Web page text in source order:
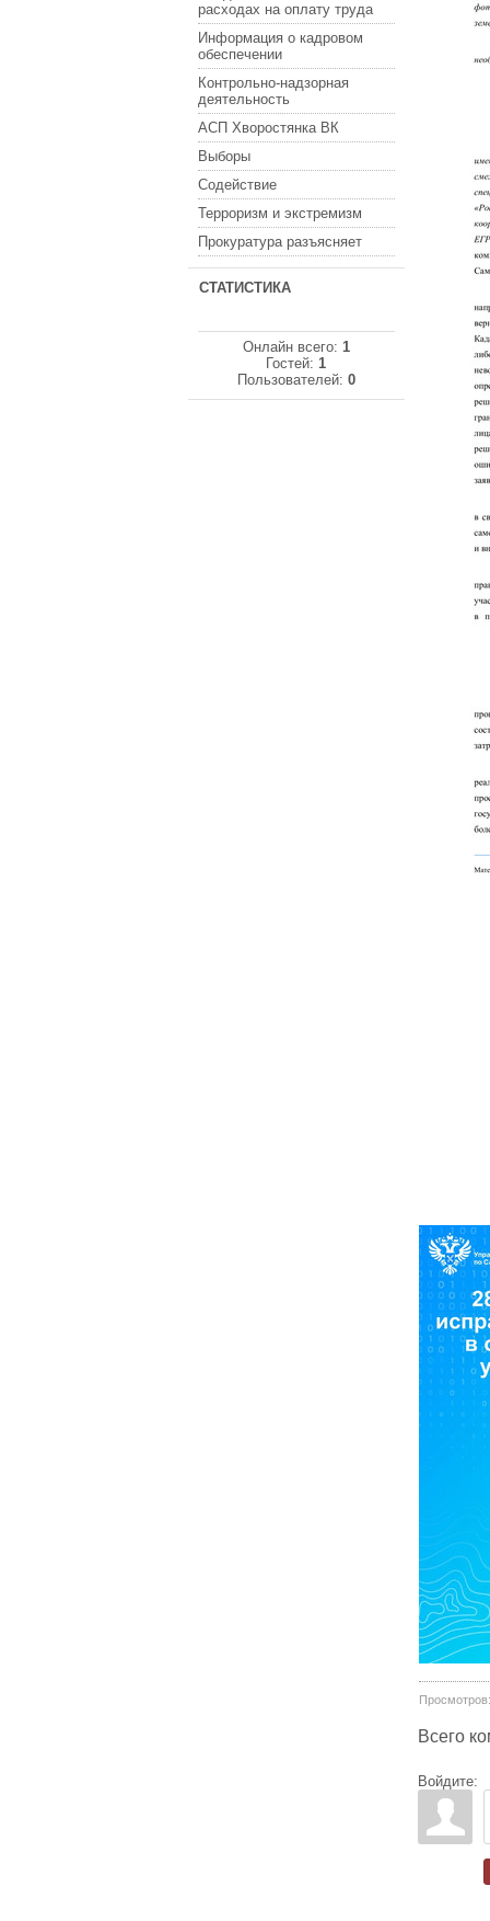
расходах на оплату труда
Информация о кадровом
обеспечении
Контрольно-надзорная
деятельность
АСП Хворостянка ВК
Выборы
Содействие
Терроризм и экстремизм
Прокуратура разъясняет
СТАТИСТИКА
Онлайн всего: 1
Гостей:1
Пользователей: 0
Просмотров:
Всего
Войдите: